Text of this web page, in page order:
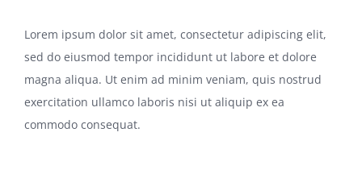
Lorem ipsum dolor sit amet, consectetur adipiscing elit,
sed do eiusmod tempor incididunt ut labore et dolore
magna aliqua. Ut enim ad minim veniam, quis nostrud
exercitation ullamco laboris nisi ut aliquip ex ea
commodo consequat.